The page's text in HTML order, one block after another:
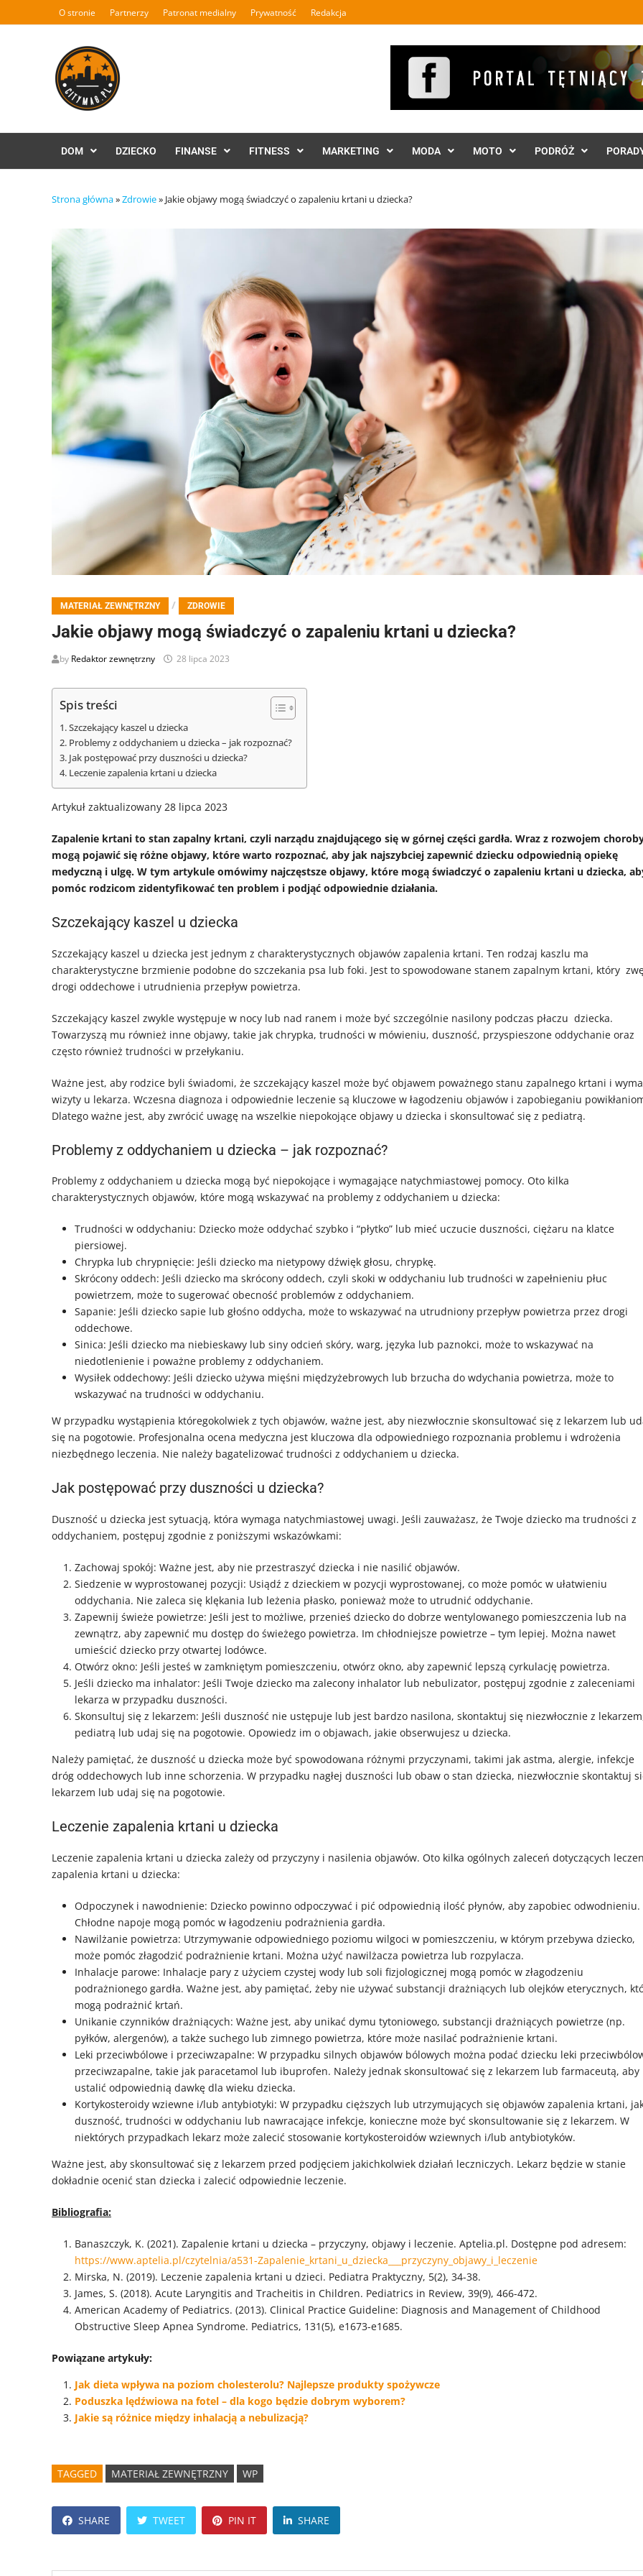
to
O stronie Partnerzy Patronat medialny Prywatność Redakcja
DOM DZIECKO FINANSE FITNESS MARKETING MODA MOTO PODRÓŻ
Strona główna»Zdrowie» Jakie objawy mogą świadczyć o zapaleniu krtani u dziecka?
MATERIAŁ ZEWNĘTRZNY / ZDROWIE
Jakie objawy mogą świadczyć o zapaleniu krtani u dziecka?
by Redaktor zewnętrzny 28 lipca 2023
Spis treści
Szczekający kaszel u dziecka
Problemy z oddychaniem u dziecka – jak rozpoznać?
Jak postępować przy duszności u dziecka?
Leczenie zapalenia krtani u dziecka
Artykuł zaktualizowany 28 lipca 2023
Zapalenie krtani to stan zapalny krtani, czyli narządu znajdującego się w górnej części gardła. Wraz z rozwojem
mogą pojawić się różne objawy, które warto rozpoznać, aby jak najszybciej zapewnić dziecku odpowiednią opiekę
medyczną i ulgę. W tym artykule omówimy najczęstsze objawy, które mogą świadczyć o zapaleniu krtani u dziecka,
pomóc rodzicom zidentyfikować ten problem i podjąć odpowiednie działania.
Szczekający kaszel u dziecka
Szczekający kaszel u dziecka jest jednym z charakterystycznych objawów zapalenia krtani. Ten rodzaj kaszlu ma
charakterystyczne brzmienie podobne do szczekania psa lub foki. Jest to spowodowane stanem zapalnym krtani, który
drogi oddechowe i utrudnienia przepływ powietrza.
Szczekający kaszel zwykle występuje w nocy lub nad ranem i może być szczególnie nasilony podczas płaczu dziecka.
Towarzyszą mu również inne objawy, takie jak chrypka, trudności w mówieniu, duszność, przyspieszone oddychanie oraz
często również trudności w przełykaniu.
Ważne jest, aby rodzice byli świadomi, że szczekający kaszel może być objawem poważnego stanu zapalnego krtani i
wizyty u lekarza. Wczesna diagnoza i odpowiednie leczenie są kluczowe w łagodzeniu objawów i zapobieganiu
Dlatego ważne jest, aby zwrócić uwagę na wszelkie niepokojące objawy u dziecka i skonsultować się z pediatrą.
Problemy z oddychaniem u dziecka – jak rozpoznać?
Problemy z oddychaniem u dziecka mogą być niepokojące i wymagające natychmiastowej pomocy. Oto kilka
charakterystycznych objawów, które mogą wskazywać na problemy z oddychaniem u dziecka:
Trudności w oddychaniu: Dziecko może oddychać szybko i “płytko” lub mieć uczucie duszności, ciężaru na klatce
piersiowej.
Chrypka lub chrypnięcie: Jeśli dziecko ma nietypowy dźwięk głosu, chrypkę.
Skrócony oddech: Jeśli dziecko ma skrócony oddech, czyli skoki w oddychaniu lub trudności w zapełnieniu płuc
powietrzem, może to sugerować obecność problemów z oddychaniem.
Sapanie: Jeśli dziecko sapie lub głośno oddycha, może to wskazywać na utrudniony przepływ powietrza przez drogi
oddechowe.
Sinica: Jeśli dziecko ma niebieskawy lub siny odcień skóry, warg, języka lub paznokci, może to wskazywać na
niedotlenienie i poważne problemy z oddychaniem.
Wysiłek oddechowy: Jeśli dziecko używa mięśni międzyżebrowych lub brzucha do wdychania powietrza, może to
wskazywać na trudności w oddychaniu.
W przypadku wystąpienia któregokolwiek z tych objawów, ważne jest, aby niezwłocznie skonsultować się z lekarzem lub
się na pogotowie. Profesjonalna ocena medyczna jest kluczowa dla odpowiedniego rozpoznania problemu i wdrożenia
niezbędnego leczenia. Nie należy bagatelizować trudności z oddychaniem u dziecka.
Jak postępować przy duszności u dziecka?
Duszność u dziecka jest sytuacją, która wymaga natychmiastowej uwagi. Jeśli zauważasz, że Twoje dziecko ma trudności z
oddychaniem, postępuj zgodnie z poniższymi wskazówkami:
Zachowaj spokój: Ważne jest, aby nie przestraszyć dziecka i nie nasilić objawów.
Siedzenie w wyprostowanej pozycji: Usiądź z dzieckiem w pozycji wyprostowanej, co może pomóc w ułatwieniu
oddychania. Nie zaleca się klękania lub leżenia płasko, ponieważ może to utrudnić oddychanie.
Zapewnij świeże powietrze: Jeśli jest to możliwe, przenieś dziecko do dobrze wentylowanego pomieszczenia lub na
zewnątrz, aby zapewnić mu dostęp do świeżego powietrza. Im chłodniejsze powietrze – tym lepiej. Można nawet
umieścić dziecko przy otwartej lodówce.
Otwórz okno: Jeśli jesteś w zamkniętym pomieszczeniu, otwórz okno, aby zapewnić lepszą cyrkulację powietrza.
Jeśli dziecko ma inhalator: Jeśli Twoje dziecko ma zalecony inhalator lub nebulizator, postępuj zgodnie z zaleceniami
lekarza w przypadku duszności.
Skonsultuj się z lekarzem: Jeśli duszność nie ustępuje lub jest bardzo nasilona, skontaktuj się niezwłocznie z
pediatrą lub udaj się na pogotowie. Opowiedz im o objawach, jakie obserwujesz u dziecka.
Należy pamiętać, że duszność u dziecka może być spowodowana różnymi przyczynami, takimi jak astma, alergie, infekcje
dróg oddechowych lub inne schorzenia. W przypadku nagłej duszności lub obaw o stan dziecka, niezwłocznie skontaktuj
lekarzem lub udaj się na pogotowie.
Leczenie zapalenia krtani u dziecka
Leczenie zapalenia krtani u dziecka zależy od przyczyny i nasilenia objawów. Oto kilka ogólnych zaleceń dotyczących
zapalenia krtani u dziecka:
Odpoczynek i nawodnienie: Dziecko powinno odpoczywać i pić odpowiednią ilość płynów, aby zapobiec odwodnieniu.
Chłodne napoje mogą pomóc w łagodzeniu podrażnienia gardła.
Nawilżanie powietrza: Utrzymywanie odpowiedniego poziomu wilgoci w pomieszczeniu, w którym przebywa dziecko,
może pomóc złagodzić podrażnienie krtani. Można użyć nawilżacza powietrza lub rozpylacza.
Inhalacje parowe: Inhalacje pary z użyciem czystej wody lub soli fizjologicznej mogą pomóc w złagodzeniu
podrażnionego gardła. Ważne jest, aby pamiętać, żeby nie używać substancji drażniących lub olejków eterycznych,
mogą podrażnić krtań.
Unikanie czynników drażniących: Ważne jest, aby unikać dymu tytoniowego, substancji drażniących powietrze (np.
pyłków, alergenów), a także suchego lub zimnego powietrza, które może nasilać podrażnienie krtani.
Leki przeciwbólowe i przeciwzapalne: W przypadku silnych objawów bólowych można podać dziecku leki
przeciwzapalne, takie jak paracetamol lub ibuprofen. Należy jednak skonsultować się z lekarzem lub farmaceutą, aby
ustalić odpowiednią dawkę dla wieku dziecka.
Kortykosteroidy wziewne i/lub antybiotyki: W przypadku cięższych lub utrzymujących się objawów zapalenia krtani,
duszność, trudności w oddychaniu lub nawracające infekcje, konieczne może być skonsultowanie się z lekarzem. W
niektórych przypadkach lekarz może zalecić stosowanie kortykosteroidów wziewnych i/lub antybiotyków.
Ważne jest, aby skonsultować się z lekarzem przed podjęciem jakichkolwiek działań leczniczych. Lekarz będzie w stanie
dokładnie ocenić stan dziecka i zalecić odpowiednie leczenie.
Bibliografia:
Banaszczyk, K. (2021). Zapalenie krtani u dziecka – przyczyny, objawy i leczenie. Aptelia.pl. Dostępne pod adresem:
https://www.aptelia.pl/czytelnia/a531-Zapalenie_krtani_u_dziecka___przyczyny_objawy_i_leczenie
Mirska, N. (2019). Leczenie zapalenia krtani u dzieci. Pediatra Praktyczny, 5(2), 34-38.
James, S. (2018). Acute Laryngitis and Tracheitis in Children. Pediatrics in Review, 39(9), 466-472.
American Academy of Pediatrics. (2013). Clinical Practice Guideline: Diagnosis and Management of Childhood
Obstructive Sleep Apnea Syndrome. Pediatrics, 131(5), e1673-e1685.
Powiązane artykuły:
Jak dieta wpływa na poziom cholesterolu? Najlepsze produkty spożywcze
Poduszka lędźwiowa na fotel – dla kogo będzie dobrym wyborem?
Jakie są różnice między inhalacją a nebulizacją?
TAGGED MATERIAŁ ZEWNĘTRZNY WP
SHARE TWEET PIN IT SHARE